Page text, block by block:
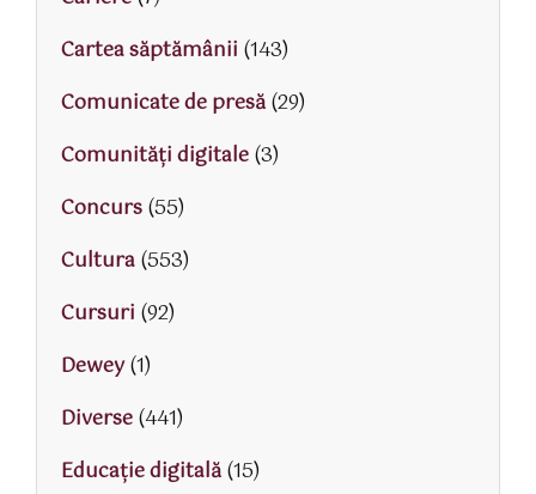
Cartea săptămânii (143)
Comunicate de presă(29)
Comunități digitale(3)
Concurs(55)
Cultura(553)
Cursuri (92)
Dewey(1)
Diverse(441)
Educaţie digitală(15)